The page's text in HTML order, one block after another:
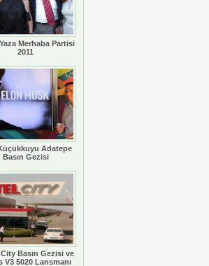
Merhaba Partisi
2011
Adatepe
Basın Gezisi
Basın Gezisi ve
V3 5020 Lansmanı